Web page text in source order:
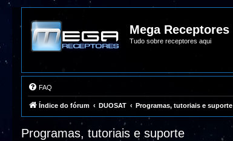
Mega Receptores
Tudo sobre receptores aqui
FAQ
Índice do fórum DUOSAT Programas, tutoriais e suporte
Programas, tutoriais e suporte